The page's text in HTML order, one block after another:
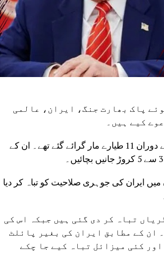
پاک بھارت جنگ، ایران، عالمی
کیے ہیں۔
عالمی ذرائع ابلاغ کے مطابق ڈونلڈ ٹرمپ نے کہا کہ پاک بھارت جنگ کے دوران 11 طیارے مار گرائے گئے تھے۔ ان کے
ایران کی جوہری صلاحیت کو تباہ کر دیا
بنانے والی فیکٹریاں تباہ کر دی گئی ہیں جبکہ اس کی
ان کے مطابق ایران کی بغیر پائلٹ
کئی میزائل تباہ کیے جا چکے